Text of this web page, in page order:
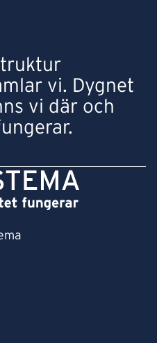
vi. Dygnet
vi där och